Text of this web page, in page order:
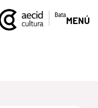
MENÚ